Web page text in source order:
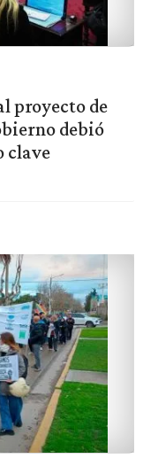
proyecto de
debió
clave